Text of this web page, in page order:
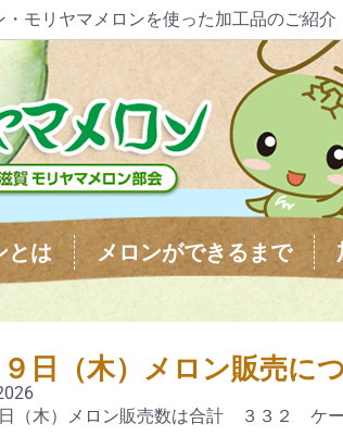
モリヤマメロンを使った加工品のご紹介
とは メロンができるまで
９日（木）メロン販売に
（木）メロン販売数は合計 ３３２ ケー